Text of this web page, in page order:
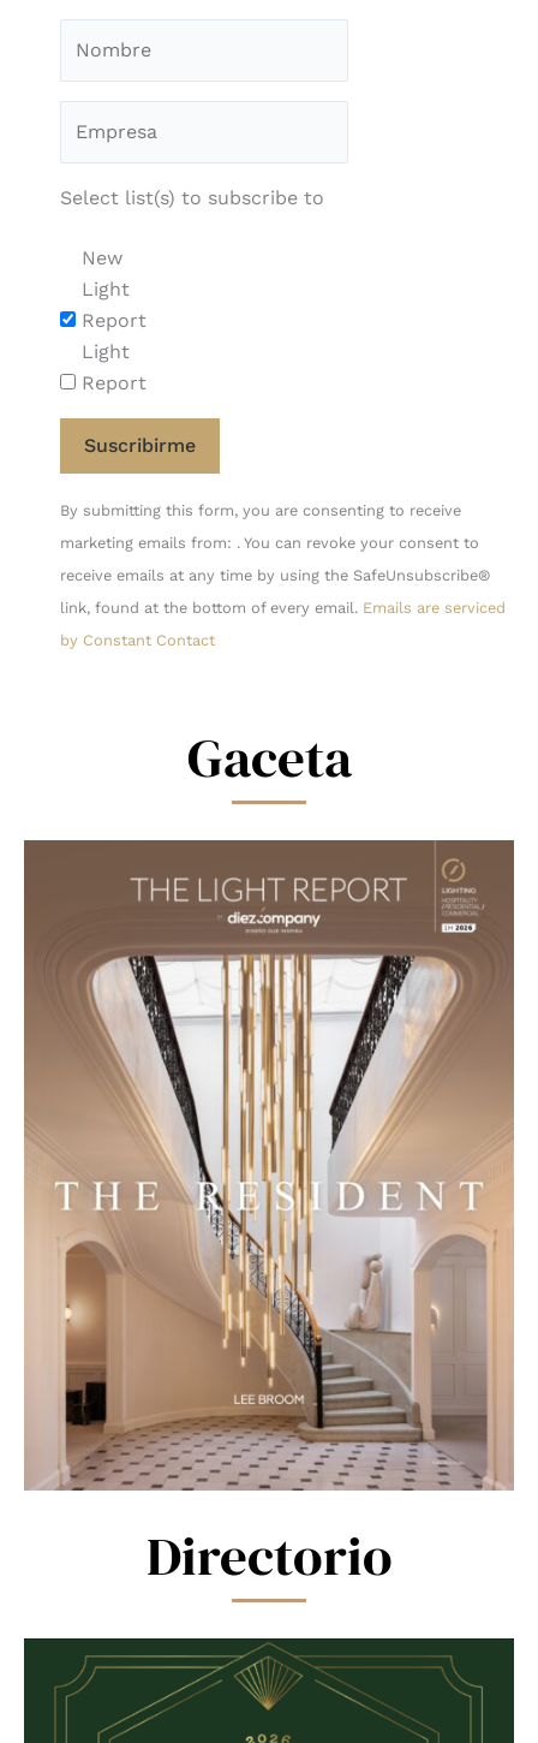
Select list(s) to subscribe to
New
Light
Report
Light
Report
Constant
Contact
Use.
Please
leave
By submitting this form, you are consenting to receive
marketing emails from: . You can revoke your consent to
receive emails at any time by using the SafeUnsubscribe®
link, found at the bottom of every email. Emails are serviced
by Constant Contact
Gaceta
Directorio